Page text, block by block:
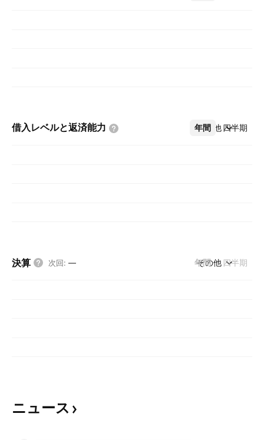
借入レベルと返済能力 年間 四半期
その他
決算 次回: — 年間 四半期
その他
ニュース